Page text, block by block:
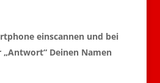
einscannen und bei
Deinen Namen